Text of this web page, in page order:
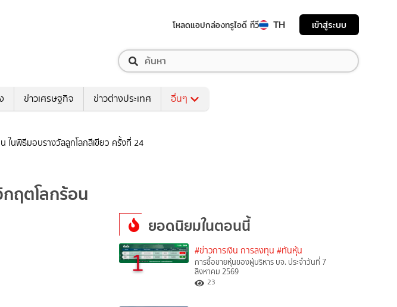
โหลดแอปกล่องทรูไอดี ทีวี TH เข้าสู่ระบบ
ข่าวเศรษฐกิจ ข่าวต่างประเทศ อื่นๆ
ในพิธีมอบรางวัลลูกโลกสีเขียว ครั้งที่ 24
ฤตโลกร้อน
ยอดนิยมในตอนนี้
1 #ข่าวการเงิน การลงทุน #ทันหุ้น
การซื้อขายหุ้นของผู้บริหาร บจ. ประจำวันที่ 7
สิงหาคม 2569
23